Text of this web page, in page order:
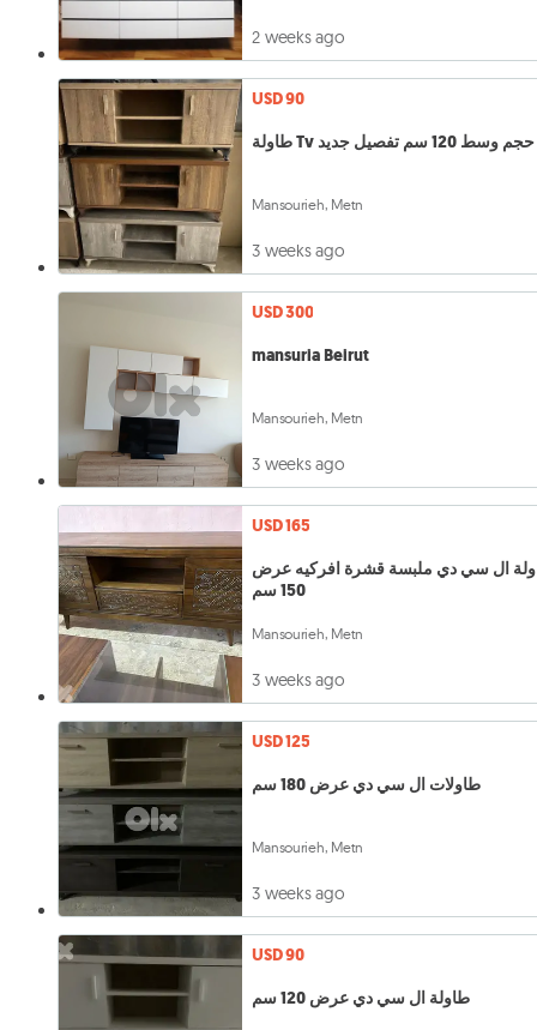
2 weeks ago
USD 90
طاولة Tv حجم وسط 120 سم تفصيل جديد
Mansourieh, Metn
3 weeks ago
USD 300
mansuria Beirut
Mansourieh, Metn
3 weeks ago
USD 165
ال سي دي ملبسة قشرة افركيه عرض
150 سم
Mansourieh, Metn
3 weeks ago
USD 125
طاولات ال سي دي عرض 180 سم
Mansourieh, Metn
3 weeks ago
USD 90
طاولة ال سي دي عرض 120 سم